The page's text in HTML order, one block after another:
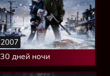
30 дней ночи
2007